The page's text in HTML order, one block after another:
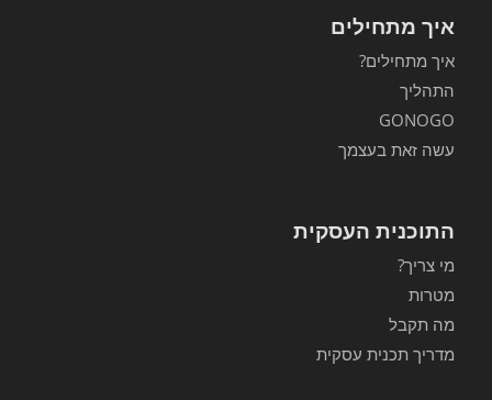
איך מתחילים
איך מתחילים?
התהליך
GONOGO
עשה זאת בעצמך
התוכנית העסקית
מי צריך?
מטרות
מה תקבל
מדריך תכנית עסקית